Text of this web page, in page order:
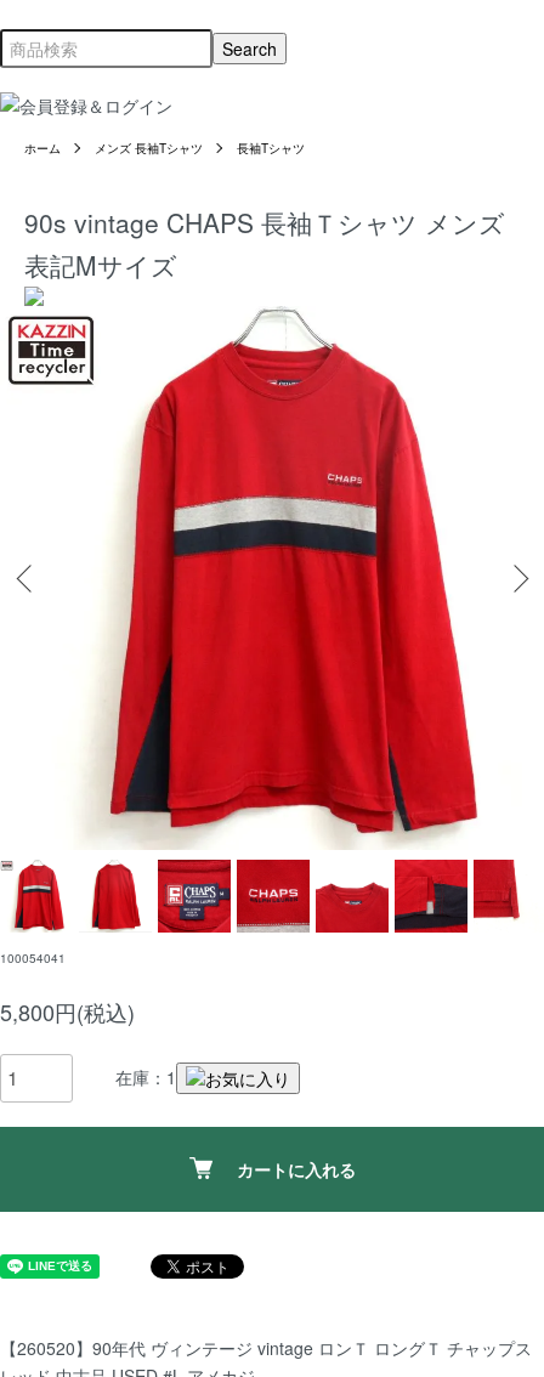
ホーム メンズ 長袖Tシャツ 長袖Tシャツ
90s vintage CHAPS 長袖Ｔシャツ メンズ
表記Mサイズ
100054041
5,800円(税込)
在庫：1
カートに入れる
【260520】90年代 ヴィンテージ vintage ロンＴ ロングＴ チャップス